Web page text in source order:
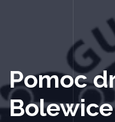
Pomoc
Bolewice